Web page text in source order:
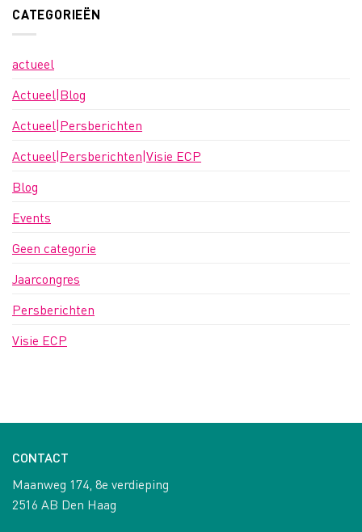
CATEGORIEËN
actueel
Actueel|Blog
Actueel|Persberichten
Actueel|Persberichten|Visie ECP
Blog
Events
Geen categorie
Jaarcongres
Persberichten
Visie ECP
CONTACT
Maanweg 174, 8e verdieping
2516 AB Den Haag